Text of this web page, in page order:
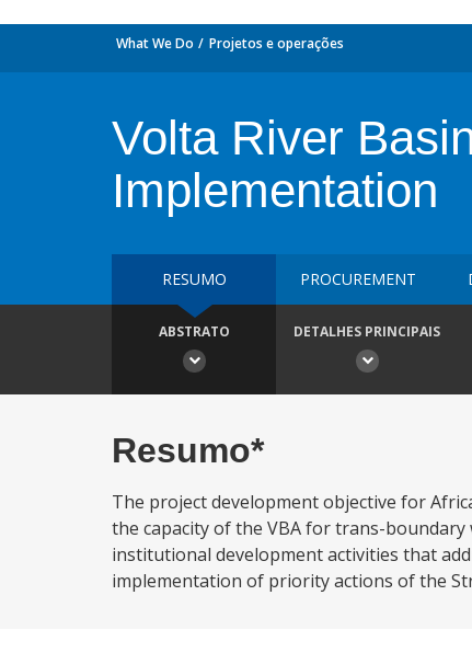
What We Do Projetos e operações
Volta River
Implementation
RESUMO PROCUREMENT
ABSTRATO DETALHES PRINCIPAIS
Resumo*
The project development objective for
the capacity of the VBA for trans-
institutional development activities that
implementation of priority actions of the